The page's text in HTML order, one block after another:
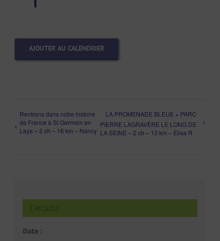
AJOUTER AU CALENDRIER
Rentrons dans notre histoire
de France à St Germain en
Laye – 2 ch – 16 km – Nancy
LA PROMENADE BLEUE + PARC
PIERRE LAGRAVÈRE LE LONG DE
LA SEINE – 2 ch – 13 km – Élisa R
Détails
Date :